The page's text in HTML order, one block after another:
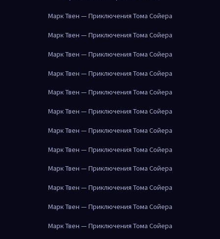
Марк Твен — Приключения Тома Сойера
Марк Твен — Приключения Тома Сойера
Марк Твен — Приключения Тома Сойера
Марк Твен — Приключения Тома Сойера
Марк Твен — Приключения Тома Сойера
Марк Твен — Приключения Тома Сойера
Марк Твен — Приключения Тома Сойера
Марк Твен — Приключения Тома Сойера
Марк Твен — Приключения Тома Сойера
Марк Твен — Приключения Тома Сойера
Марк Твен — Приключения Тома Сойера
Марк Твен — Приключения Тома Сойера